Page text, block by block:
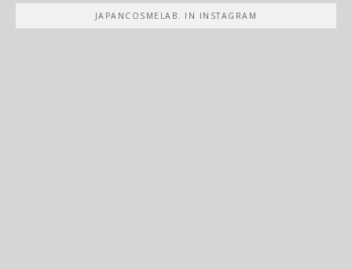
JAPANCOSMELAB. IN INSTAGRAM